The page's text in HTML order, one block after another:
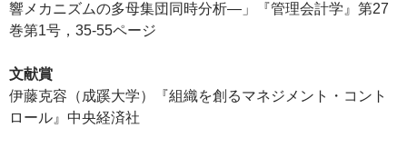
響メカニズムの多母集団同時分析―」『管理会計学』第27
巻第1号，35-55ページ
文献賞
伊藤克容（成蹊大学）『組織を創るマネジメント・コント
ロール』中央経済社